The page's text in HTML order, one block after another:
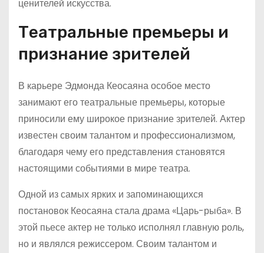
ценителей искусства.
Театральные премьеры и
признание зрителей
В карьере Эдмонда Кеосаяна особое место
занимают его театральные премьеры, которые
приносили ему широкое признание зрителей. Актер
известен своим талантом и профессионализмом,
благодаря чему его представления становятся
настоящими событиями в мире театра.
Одной из самых ярких и запоминающихся
постановок Кеосаяна стала драма «Царь-рыба». В
этой пьесе актер не только исполнял главную роль,
но и являлся режиссером. Своим талантом и